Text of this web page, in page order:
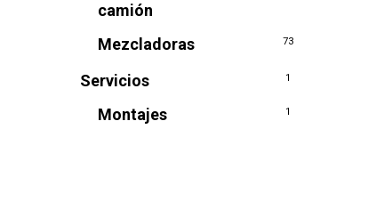
camión
Mezcladoras 73
Servicios 1
Montajes 1